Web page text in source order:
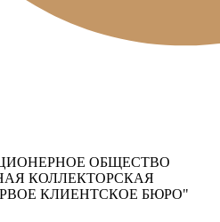
ОБЩЕСТВО
КОЛЛЕКТОРСКАЯ
КЛИЕНТСКОЕ БЮРО"